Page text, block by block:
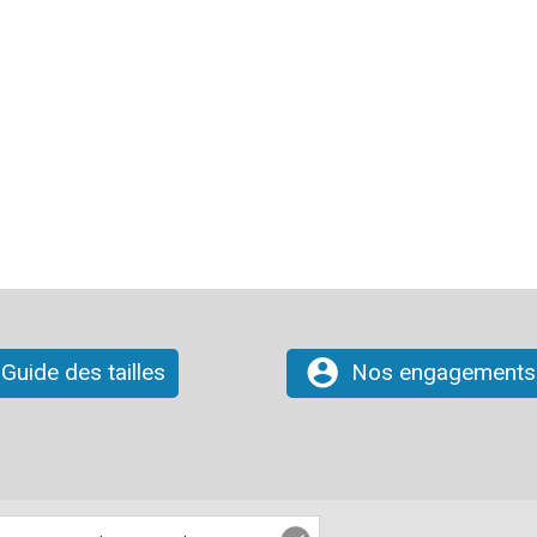
Guide des tailles account_circle Nos engagements